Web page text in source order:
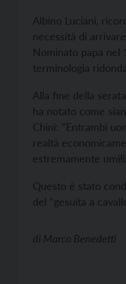
Albino Luciani,
necessità di
Nominato papa
terminologia
Alla fine della
ha notato come
Chini: “Entrambi
realtà
estremamente
Questo è stato
del “gesuita a
di Marco Benedetti